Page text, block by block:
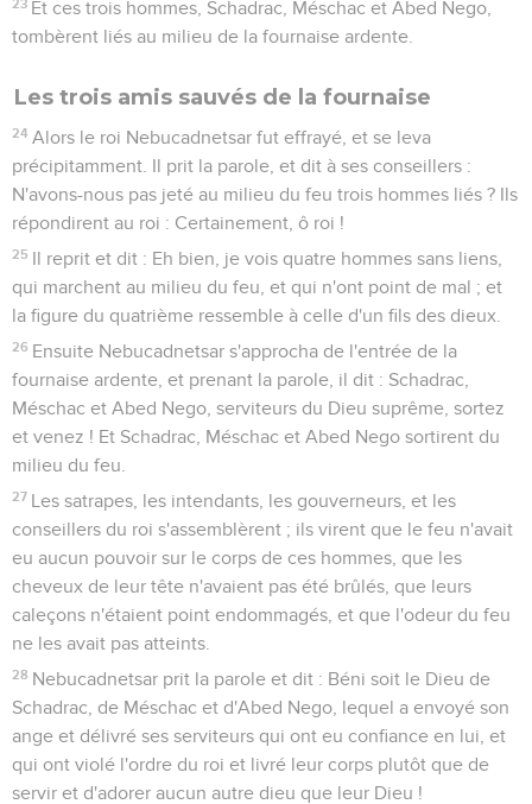
23 Et ces trois hommes, Schadrac, Méschac et Abed Nego,
tombèrent liés au milieu de la fournaise ardente.
Les trois amis sauvés de la fournaise
24 Alors le roi Nebucadnetsar fut effrayé, et se leva
précipitamment. Il prit la parole, et dit à ses conseillers :
N'avons-nous pas jeté au milieu du feu trois hommes liés ? Ils
répondirent au roi : Certainement, ô roi !
25 Il reprit et dit : Eh bien, je vois quatre hommes sans liens,
qui marchent au milieu du feu, et qui n'ont point de mal ; et
la figure du quatrième ressemble à celle d'un fils des dieux.
26 Ensuite Nebucadnetsar s'approcha de l'entrée de la
fournaise ardente, et prenant la parole, il dit : Schadrac,
Méschac et Abed Nego, serviteurs du Dieu suprême, sortez
et venez ! Et Schadrac, Méschac et Abed Nego sortirent du
milieu du feu.
27 Les satrapes, les intendants, les gouverneurs, et les
conseillers du roi s'assemblèrent ; ils virent que le feu n'avait
eu aucun pouvoir sur le corps de ces hommes, que les
cheveux de leur tête n'avaient pas été brûlés, que leurs
caleçons n'étaient point endommagés, et que l'odeur du feu
ne les avait pas atteints.
28 Nebucadnetsar prit la parole et dit : Béni soit le Dieu de
Schadrac, de Méschac et d'Abed Nego, lequel a envoyé son
ange et délivré ses serviteurs qui ont eu confiance en lui, et
qui ont violé l'ordre du roi et livré leur corps plutôt que de
servir et d'adorer aucun autre dieu que leur Dieu !